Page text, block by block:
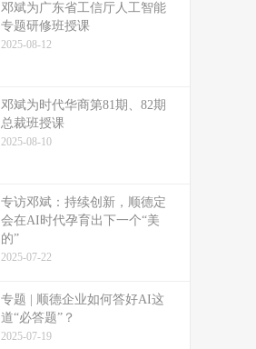
邓斌为广东省工信厅人工智能
专题研修班授课
2025-08-12
邓斌为时代华商第81期、82期
总裁班授课
2025-08-10
专访邓斌：持续创新，顺德定
会在AI时代孕育出下一个“美
的”
2025-07-22
专题 | 顺德企业如何答好AI这
道“必答题”？
2025-07-19